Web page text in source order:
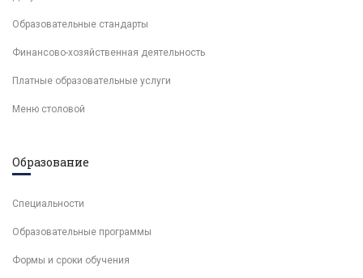
Образовательные стандарты
Финансово-хозяйственная деятельность
Платные образовательные услуги
Меню столовой
Образование
Специальности
Образовательные программы
Формы и сроки обучения